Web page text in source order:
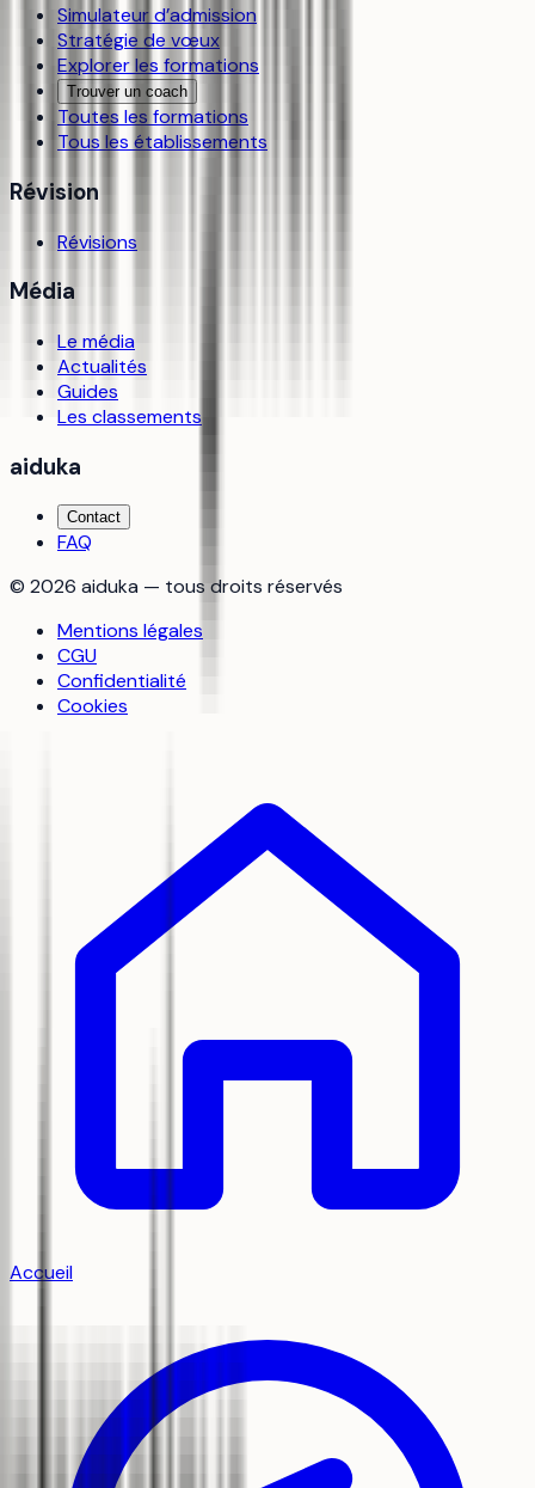
Simulateur d’admission
Stratégie de vœux
Explorer les formations
Trouver un coach
Toutes les formations
Tous les établissements
Révision
Révisions
Média
Le média
Actualités
Guides
Les classements
aiduka
Contact
FAQ
© 2026 aiduka — tous droits réservés
Mentions légales
CGU
Confidentialité
Cookies
Accueil